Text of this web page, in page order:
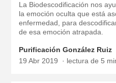
La Biodescodificación nos
la emoción oculta que está
enfermedad, para
de esa emoción atrapada.
Purificación González Ruiz
19 Abr 2019
lectura de 5